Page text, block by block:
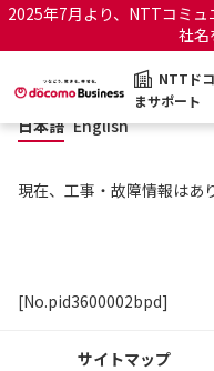
2025年7月より、NTTコミ
社名
NTTド
まサポート
NTTドコモビジネス
サポートトップ
サービス名から
日本語 English
現在、工事・故障情報はあ
[No.pid3600002bpd]
サイトマップ